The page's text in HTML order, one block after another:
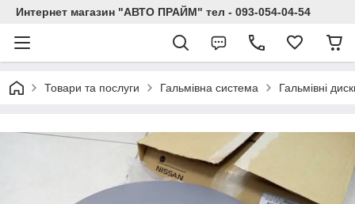
Интернет магазин "АВТО ПРАЙМ" тел - 093-054-04-54
Товари та послуги Гальмівна система Гальмівні